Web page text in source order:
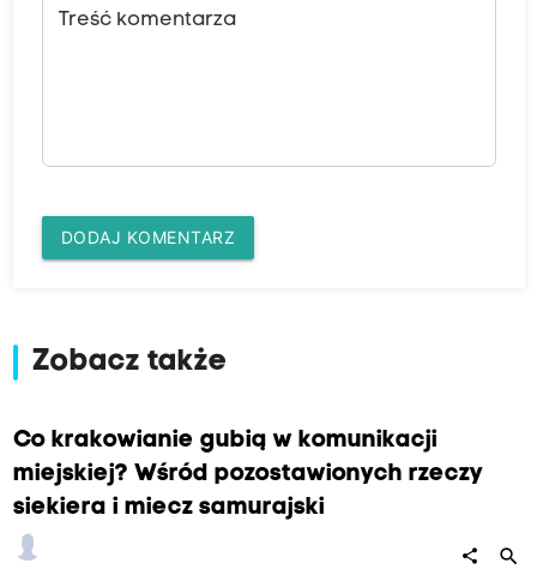
Treść komentarza
DODAJ KOMENTARZ
Zobacz także
Co krakowianie gubią w komunikacji
miejskiej? Wśród pozostawionych rzeczy
siekiera i miecz samurajski
share search